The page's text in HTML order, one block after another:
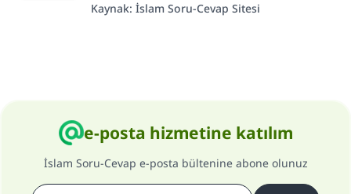
Kaynak: İslam Soru-Cevap Sitesi
e-posta hizmetine katılım
İslam Soru-Cevap e-posta bültenine abone olunuz